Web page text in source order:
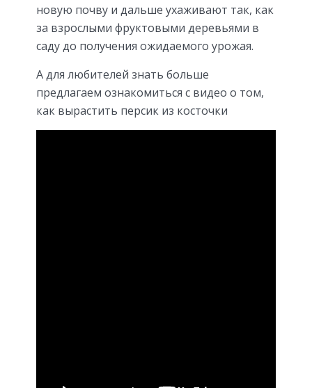
новую почву и дальше ухаживают так, как
за взрослыми фруктовыми деревьями в
саду до получения ожидаемого урожая.
А для любителей знать больше
предлагаем ознакомиться с видео о том,
как вырастить персик из косточки